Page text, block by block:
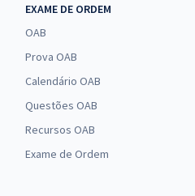
EXAME DE ORDEM
OAB
Prova OAB
Calendário OAB
Questões OAB
Recursos OAB
Exame de Ordem